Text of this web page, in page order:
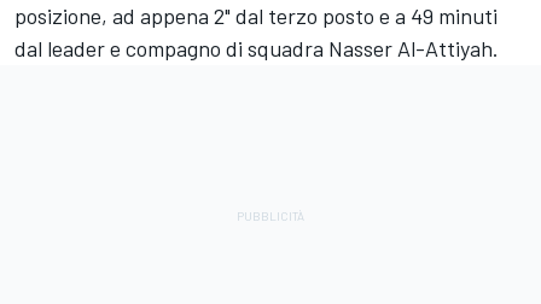
posizione, ad appena 2" dal terzo posto e a 49 minuti
dal leader e compagno di squadra Nasser Al-Attiyah.